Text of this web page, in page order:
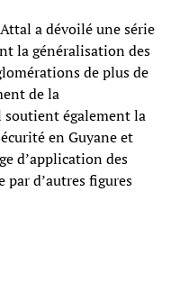
a dévoilé une série
la généralisation des
de plus de
de la
également la
en Guyane et
d’application des
par d’autres figures